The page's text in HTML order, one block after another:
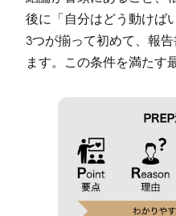
後に「自分はどう動けば
3つが揃って初めて、報
ます。この条件を満たす